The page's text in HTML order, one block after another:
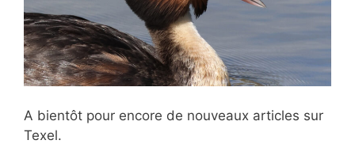
A bientôt pour encore de nouveaux articles sur
Texel.